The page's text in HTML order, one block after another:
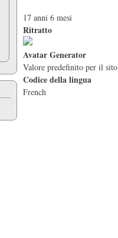
17 anni 6 mesi
Ritratto
Avatar Generator
Valore predefinito per il sito
Codice della lingua
French